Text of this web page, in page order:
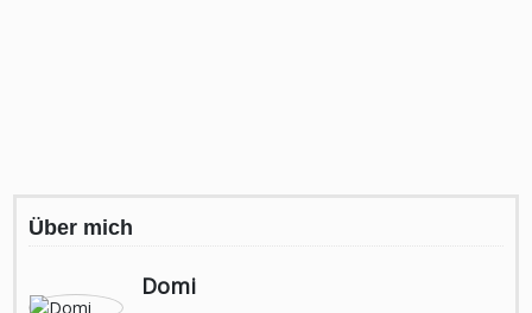
Über mich
Domi